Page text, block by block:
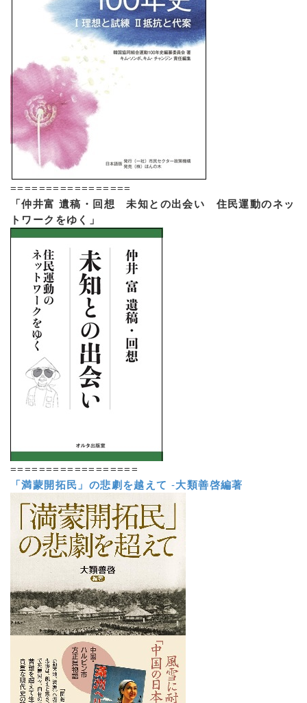
=================
「仲井富 遺稿・回想 未知との出会い 住民運動のネッ
トワークをゆく」
==================
「満蒙開拓民」の悲劇を越えて -大類善啓編著